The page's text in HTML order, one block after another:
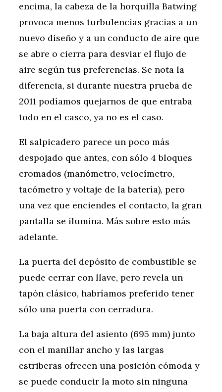
encima, la cabeza de la horquilla Batwing
provoca menos turbulencias gracias a un
nuevo diseño y a un conducto de aire que
se abre o cierra para desviar el flujo de
aire según tus preferencias. Se nota la
diferencia, si durante nuestra prueba de
2011 podíamos quejarnos de que entraba
todo en el casco, ya no es el caso.
El salpicadero parece un poco más
despojado que antes, con sólo 4 bloques
cromados (manómetro, velocímetro,
tacómetro y voltaje de la batería), pero
una vez que enciendes el contacto, la gran
pantalla se ilumina. Más sobre esto más
adelante.
La puerta del depósito de combustible se
puede cerrar con llave, pero revela un
tapón clásico, habríamos preferido tener
sólo una puerta con cerradura.
La baja altura del asiento (695 mm) junto
con el manillar ancho y las largas
estriberas ofrecen una posición cómoda y
se puede conducir la moto sin ninguna